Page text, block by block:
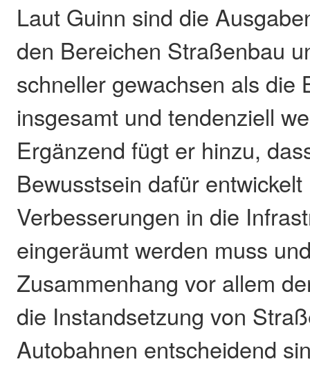
Laut Guinn sind die
den Bereichen Straßenbau
schneller gewachsen als die
insgesamt und tendenziell
Ergänzend fügt er hinzu,
Bewusstsein dafür
Verbesserungen in die
eingeräumt werden muss
Zusammenhang vor allem
die Instandsetzung von
Autobahnen entscheidend